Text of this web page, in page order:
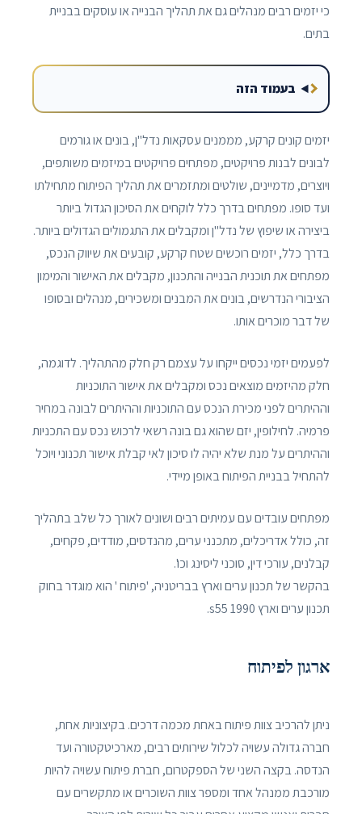
כי יזמים רבים מנהלים גם את תהליך הבנייה או עוסקים בבניית
בתים.
בעמוד הזה
יזמים קונים קרקע, מממנים עסקאות נדל"ן, בונים או גורמים
לבונים לבנות פרויקטים, מפתחים פרויקטים במיזמים משותפים,
ויוצרים, מדמיינים, שולטים ומתזמרים את תהליך הפיתוח מתחילתו
ועד סופו. מפתחים בדרך כלל לוקחים את הסיכון הגדול ביותר
ביצירה או שיפוץ של נדל"ן ומקבלים את התגמולים הגדולים ביותר.
בדרך כלל, יזמים רוכשים שטח קרקע, קובעים את שיווק הנכס,
מפתחים את תוכנית הבנייה והתכנון, מקבלים את האישור והמימון
הציבורי הנדרשים, בונים את המבנים ומשכירים, מנהלים ובסופו
של דבר מוכרים אותו.
לפעמים יזמי נכסים ייקחו על עצמם רק חלק מהתהליך. לדוגמה,
חלק מהיזמים מוצאים נכס ומקבלים את אישור התוכניות
וההיתרים לפני מכירת הנכס עם התוכניות וההיתרים לבונה במחיר
פרמיה. לחילופין, יזם שהוא גם בונה רשאי לרכוש נכס עם התכניות
וההיתרים על מנת שלא יהיה לו סיכון לאי קבלת אישור תכנוני ויוכל
להתחיל בבניית הפיתוח באופן מיידי.
מפתחים עובדים עם עמיתים רבים ושונים לאורך כל שלב בתהליך
זה, כולל אדריכלים, מתכנני ערים, מהנדסים, מודדים, פקחים,
קבלנים, עורכי דין, סוכני ליסינג וכו'.
בהקשר של תכנון ערים וארץ בבריטניה, 'פיתוח ' הוא מוגדר בחוק
תכנון ערים וארץ 1990 s55.
ארגון לפיתוח
ניתן להרכיב צוות פיתוח באחת מכמה דרכים. בקיצוניות אחת,
חברה גדולה עשויה לכלול שירותים רבים, מארכיטקטורה ועד
הנדסה. בקצה השני של הספקטרום, חברת פיתוח עשויה להיות
מורכבת ממנהל אחד ומספר צוות השוכרים או מתקשרים עם